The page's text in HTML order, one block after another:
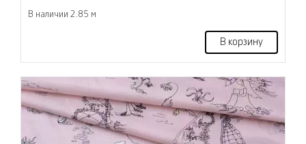
В наличии 2.85 м
В корзину